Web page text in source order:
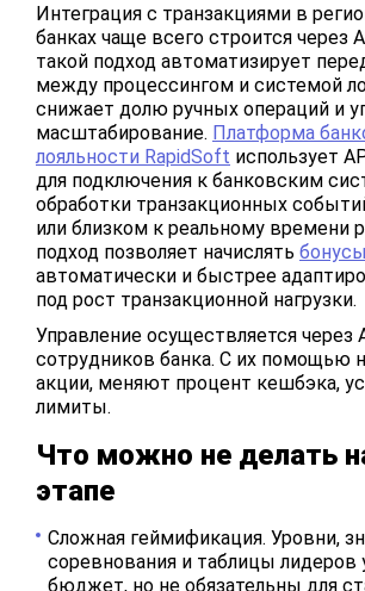
Интеграция с транзакциями в
банках чаще всего строится через
такой подход автоматизирует
между процессингом и системой
снижает долю ручных операций и
масштабирование. Платформа
лояльности RapidSoft использует
для подключения к банковским
обработки транзакционных
или близком к реальному времени
подход позволяет начислять бонусы
автоматически и быстрее
под рост транзакционной нагрузки.
Управление осуществляется
сотрудников банка. С их помощью
акции, меняют процент кешбэка,
лимиты.
Что можно не делать
этапе
Сложная геймификация. Уровни,
соревнования и таблицы лидеров
бюджет, но не обязательны для